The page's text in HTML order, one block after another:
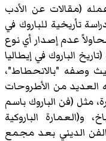
(مقالات عن الأدب
في القرن السابع عشر، 1911) دراسة تأريخية للباروك في
عدم إصدار أي نوع
الباروك في إيطاليا
وصفه "بالانحطاط"،
من الأطروحات
مثل (فن الباروك باسم
فايزباخ، و(العمارة الباروكية
أو (الفن الديني بعد مجمع